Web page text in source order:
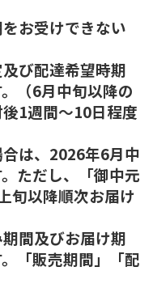
お受けできない
び配達希望時期
（6月中旬以降の
1週間～10日程度
は、2026年6月中
ただし、「御中元
旬以降順次お届け
間及びお届け期
「販売期間」「配